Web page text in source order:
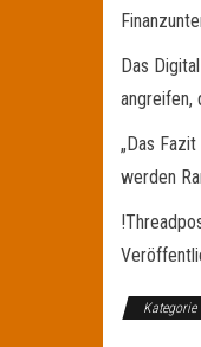
Das
angreifen,
„Das
werden
Kategorie